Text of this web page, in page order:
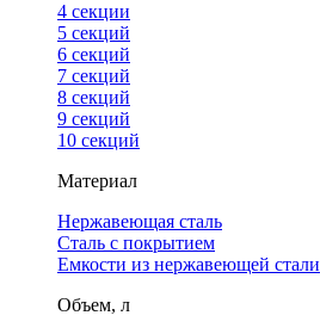
4 cекции
5 секций
6 секций
7 секций
8 секций
9 секций
10 секций
Материал
Нержавеющая сталь
Сталь с покрытием
Емкости из нержавеющей стали
Объем, л